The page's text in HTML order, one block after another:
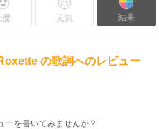
愛 元気 結果
の歌詞へのレビュー
ーを書いてみませんか？